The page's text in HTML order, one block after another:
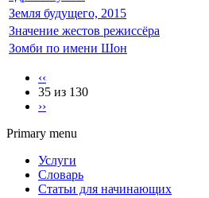
Земля будущего, 2015
Значение жестов режиссёра
Зомби по имени Шон
‹‹
35 из 130
››
Primary menu
Услуги
Словарь
Статьи для начинающих